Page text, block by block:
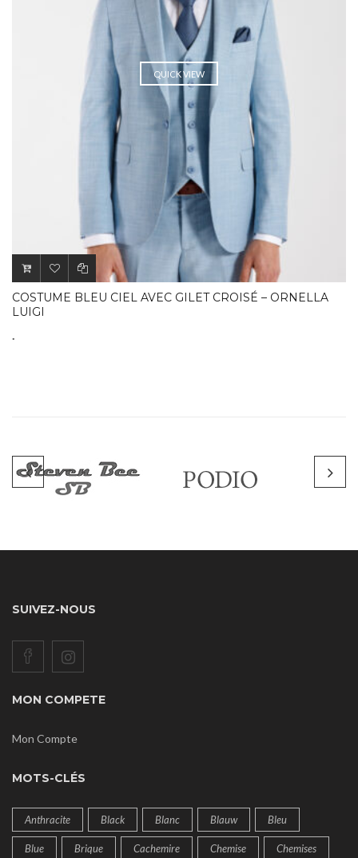
QUICK VIEW
COSTUME BLEU CIEL AVEC GILET CROISÉ – ORNELLA
LUIGI
.
SUIVEZ-NOUS
MON COMPETE
Mon Compte
MOTS-CLÉS
Anthracite Black Blanc Blauw Bleu
Blue Brique Cachemire Chemise Chemises